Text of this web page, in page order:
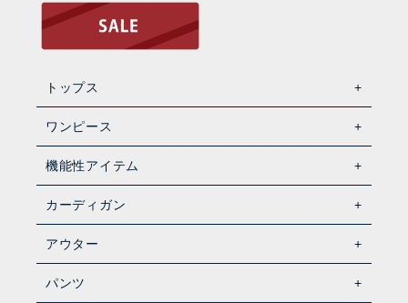
トップス
ワンピース
機能性アイテム
カーディガン
アウター
パンツ